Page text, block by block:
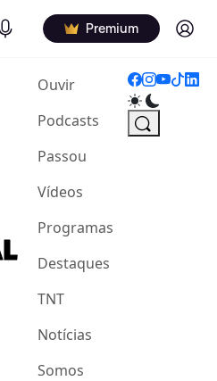
Podcasts Premium Log in
Ouvir(current)
Podcasts
Passou
Vídeos
Programas
Destaques
TNT
Notícias
Somos